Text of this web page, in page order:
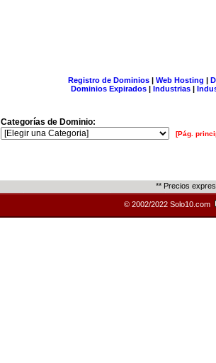
Registro de Dominios| Web Hosting |
Dominios Expirados | Industrias |
Categorías de Dominio:
[Pág.
** Precios
© 2002/2022 Solo10.com